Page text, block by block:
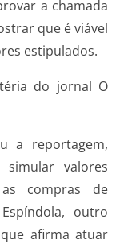
a chamada
que é viável
estipulados.
do jornal O
a reportagem,
valores
compras de
outro
afirma atuar